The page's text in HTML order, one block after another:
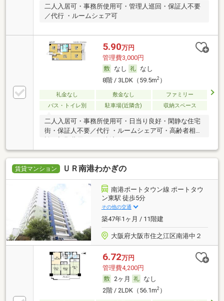
二人入居可・事務所使用可・管理人巡回・保証人不要
／代行 ・ルームシェア可
5.90万円
管理費3,000円
なし
なし
8階 / 3LDK（59.5m2）
礼金なし 敷金なし
ファミリー
バス・トイレ別
駐車場(近隣含) 収納スペース
二人入居可・事務所使用可・日当り良好・閑静な住宅
街・保証人不要／代行 ・ルームシェア可・高齢者相
談・初期費用カード決済可
賃貸マンション ＵＲ南港わかぎの
南港ポートタウン線 ポートタウ
ン東駅 徒歩5分
その他の交通
築47年1ヶ月 / 11階建
大阪府大阪市住之江区南港中２
6.72万円
管理費4,200円
2ヶ月
なし
2階 / 2LDK（56.1m2）